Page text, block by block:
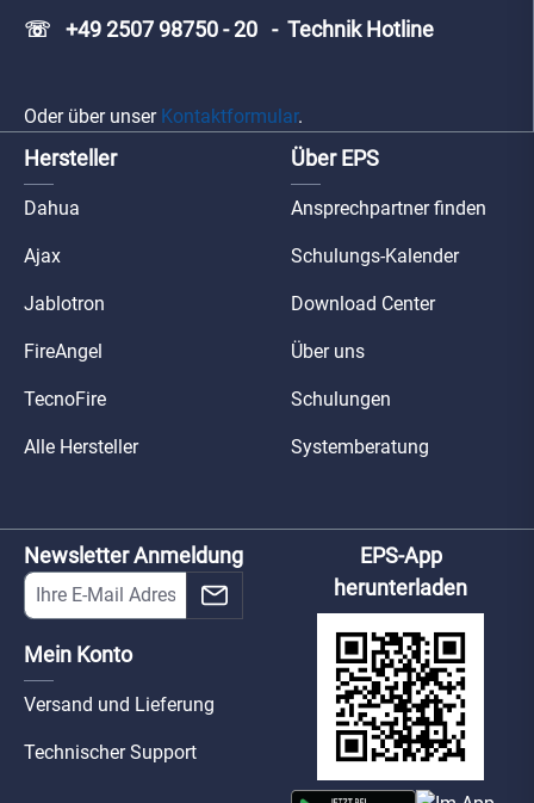
☏ +49 2507 98750 - 20 - Technik Hotline
Oder über unser Kontaktformular.
Hersteller
Dahua
Ajax
Jablotron
FireAngel
TecnoFire
Alle Hersteller
Über EPS
Ansprechpartner finden
Schulungs-Kalender
Download Center
Über uns
Schulungen
Systemberatung
Newsletter Anmeldung
Mein Konto
Versand und Lieferung
Technischer Support
EPS-App
herunterladen